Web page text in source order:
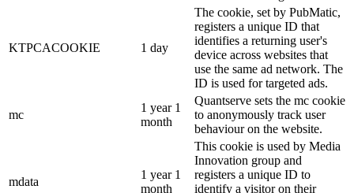
KTPCACOOKIE 1 day
The cookie, set by PubMatic,
registers a unique ID that
identifies a returning user's
device across websites that
use the same ad network. The
ID is used for targeted ads.
mc
1 year 1
month
Quantserve sets the mc cookie
to anonymously track user
behaviour on the website.
mdata
1 year 1
month
This cookie is used by Media
Innovation group and
registers a unique ID to
identify a visitor on their